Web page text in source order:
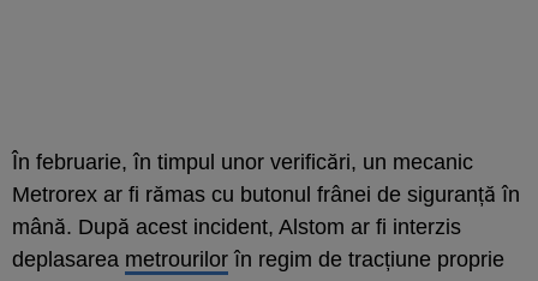
În februarie, în timpul unor verificări, un mecanic
Metrorex ar fi rămas cu butonul frânei de siguranță în
mână. După acest incident, Alstom ar fi interzis
deplasarea metrourilor în regim de tracțiune proprie